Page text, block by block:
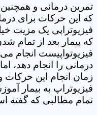
تمرین درمانی و
که این حرکات برای
فیزیوتراپی یک مزیت
که بیمار بعد از تمام
فیزیوتواپیست انجام
درمانی را انجام دهد،
زمان انجام این حرکات
فیزیوتراپ به بیمار
تمام مطالبی که گفته